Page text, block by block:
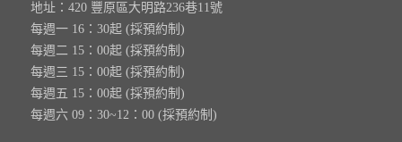
地址：420 豐原區大明路236巷11號
每週一 16：30起 (採預約制)
每週二 15：00起 (採預約制)
每週三 15：00起 (採預約制)
每週五 15：00起 (採預約制)
每週六 09：30~12：00 (採預約制)